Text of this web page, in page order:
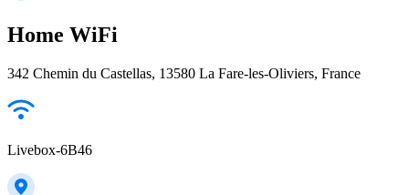
Home WiFi
342 Chemin du Castellas, 13580 La Fare-les-Oliviers, France
Livebox-6B46